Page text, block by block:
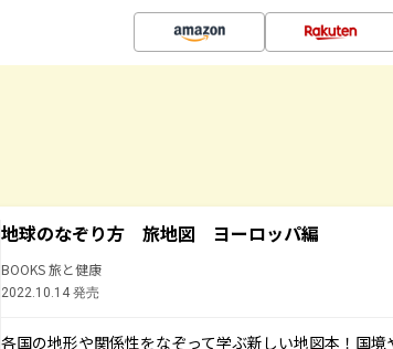
地球のなぞり方 旅地図 ヨーロッパ編
BOOKS 旅と健康
2022.10.14 発売
各国の地形や関係性をなぞって学ぶ新しい地図本！国